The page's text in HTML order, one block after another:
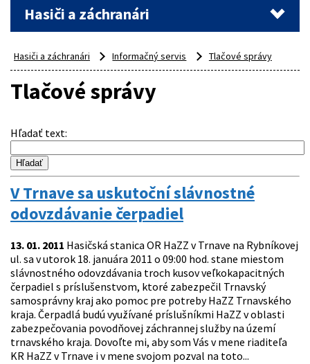
Hasiči a záchranári
Hasiči a záchranári Informačný servis Tlačové správy
Tlačové správy
Hľadať text:
V Trnave sa uskutoční slávnostné
odovzdávanie čerpadiel
13. 01. 2011 Hasičská stanica OR HaZZ v Trnave na Rybníkovej
ul. sa v utorok 18. januára 2011 o 09:00 hod. stane miestom
slávnostného odovzdávania troch kusov veľkokapacitných
čerpadiel s príslušenstvom, ktoré zabezpečil Trnavský
samosprávny kraj ako pomoc pre potreby HaZZ Trnavského
kraja. Čerpadlá budú využívané príslušníkmi HaZZ v oblasti
zabezpečovania povodňovej záchrannej služby na území
trnavského kraja. Dovoľte mi, aby som Vás v mene riaditeľa
KR HaZZ v Trnave i v mene svojom pozval na toto...